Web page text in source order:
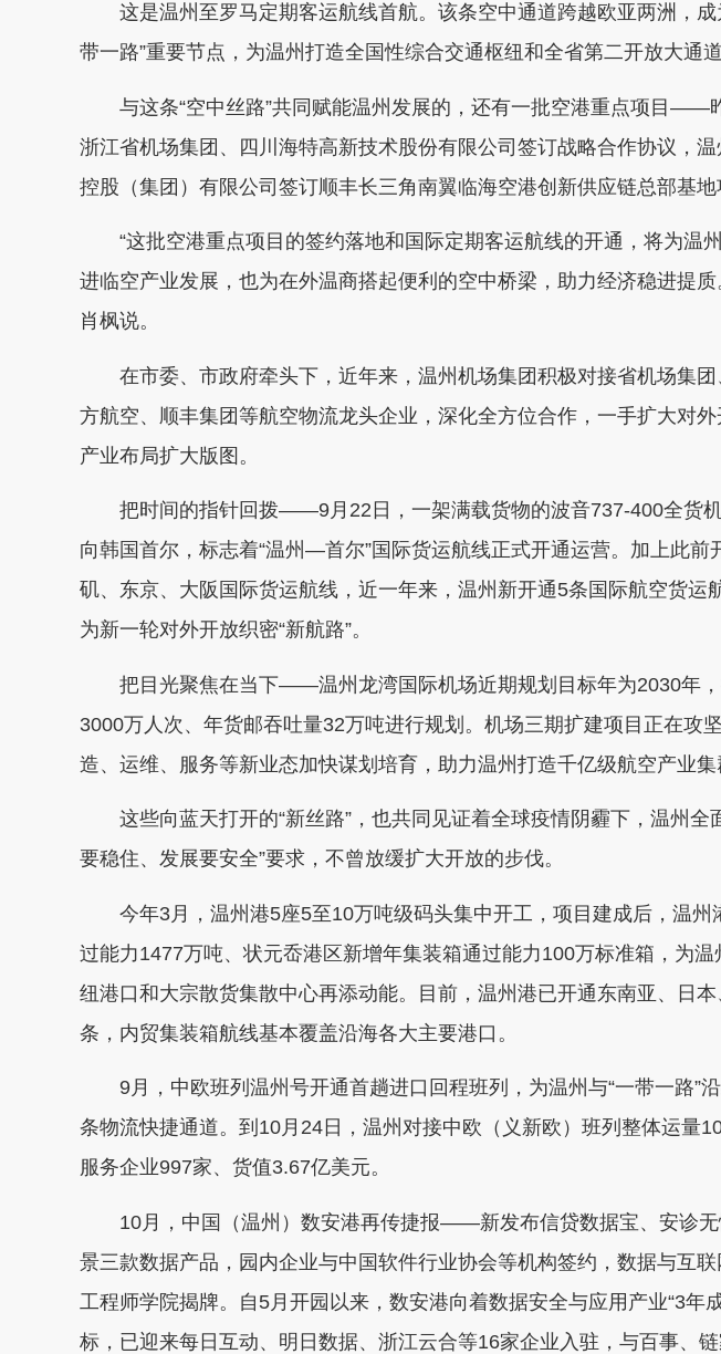
这是温州至罗马定期客运航线首航。该条空中通道跨越欧亚两洲，成
带一路”重要节点，为温州打造全国性综合交通枢纽和全省第二开放大通道
与这条“空中丝路”共同赋能温州发展的，还有一批空港重点项目——
浙江省机场集团、四川海特高新技术股份有限公司签订战略合作协议，
控股（集团）有限公司签订顺丰长三角南翼临海空港创新供应链总部基地
“这批空港重点项目的签约落地和国际定期客运航线的开通，将为温
进临空产业发展，也为在外温商搭起便利的空中桥梁，助力经济稳进提质
肖枫说。
在市委、市政府牵头下，近年来，温州机场集团积极对接省机场集团
方航空、顺丰集团等航空物流龙头企业，深化全方位合作，一手扩大对
产业布局扩大版图。
把时间的指针回拨——9月22日，一架满载货物的波音737-400全货机
向韩国首尔，标志着“温州—首尔”国际货运航线正式开通运营。加上此前
矶、东京、大阪国际货运航线，近一年来，温州新开通5条国际航空货运
为新一轮对外开放织密“新航路”。
把目光聚焦在当下——温州龙湾国际机场近期规划目标年为2030年，
3000万人次、年货邮吞吐量32万吨进行规划。机场三期扩建项目正在攻
造、运维、服务等新业态加快谋划培育，助力温州打造千亿级航空产业集
这些向蓝天打开的“新丝路”，也共同见证着全球疫情阴霾下，温州全
要稳住、发展要安全”要求，不曾放缓扩大开放的步伐。
今年3月，温州港5座5至10万吨级码头集中开工，项目建成后，温州
过能力1477万吨、状元岙港区新增年集装箱通过能力100万标准箱，为
纽港口和大宗散货集散中心再添动能。目前，温州港已开通东南亚、日
条，内贸集装箱航线基本覆盖沿海各大主要港口。
9月，中欧班列温州号开通首趟进口回程班列，为温州与“一带一路”
条物流快捷通道。到10月24日，温州对接中欧（义新欧）班列整体运量
服务企业997家、货值3.67亿美元。
10月，中国（温州）数安港再传捷报——新发布信贷数据宝、安诊无
景三款数据产品，园内企业与中国软件行业协会等机构签约，数据与互
工程师学院揭牌。自5月开园以来，数安港向着数据安全与应用产业“3年
标，已迎来每日互动、明日数据、浙江云合等16家企业入驻，与百事、